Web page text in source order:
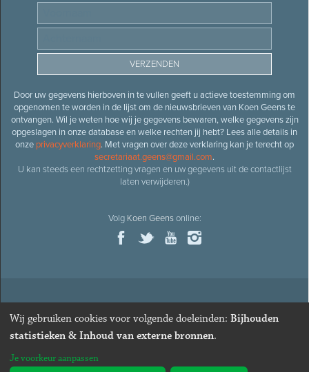
Door uw gegevens hierboven in te vullen geeft u actieve toestemming om
opgenomen te worden in de lijst om de nieuwsbrieven van Koen Geens te
ontvangen. Wil je weten hoe wij je gegevens bewaren, welke gegevens zijn
opgeslagen in onze database en welke rechten jij hebt? Lees alle details in
onze privacyverklaring. Met vragen over deze verklaring kan je terecht op
secretariaat.geens@gmail.com.
U kan steeds een rechtzetting vragen en uw gegevens uit de contactlijst
laten verwijderen.)
Volg Koen Geensonline:
© 2026Oud-minister en ere-volksvertegenwoordiger Koen
· Alle rechten voorbehouden · Cookies wijzigen
Webdesign&website ontwikkelingdoor Zenjoy in Leuven
Wij gebruiken cookies voor volgende doeleinden: Bijhouden
statistieken & Inhoud van externe bronnen.
Je voorkeur aanpassen